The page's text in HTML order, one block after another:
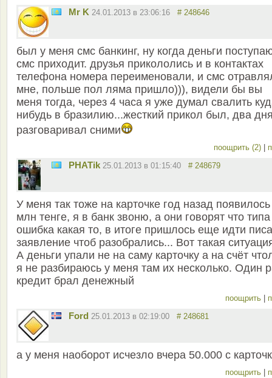
Mr K 24.01.2013 в 23:06:16 # 248646
был у меня смс банкинг, ну когда деньги
смс приходит. друзья прикололись и в контактах
телефона номера переименовали, и смс
мне, польше пол ляма пришло))), видели бы вы
меня тогда, через 4 часа я уже думал свалить
нибудь в бразилию...жесткий прикол был, два
разговаривал сними
поощрить (2)
PHATik 25.01.2013 в 01:15:40 # 248679
У меня так тоже на карточке год назад
млн тенге, я в банк звоню, а они говорят что типа
ошибка какая то, в итоге пришлось еще идти
заявление чтоб разобрались... Вот такая
А деньги упали не на саму карточку а на счёт
я не разбираюсь у меня там их несколько. Один
кредит брал денежный
поощрить
Ford 25.01.2013 в 02:19:00 # 248681
а у меня наоборот исчезло вчера 50.000 с
поощрить